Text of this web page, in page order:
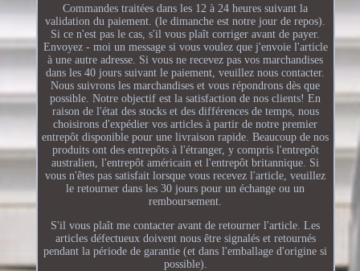
Commandes traitées dans les 12 à 24 heures suivant la
validation du paiement. (le dimanche est notre jour de repos).
Si ce n'est pas le cas, s'il vous plaît corriger avant de payer.
Envoyez - moi un message si vous voulez que j'envoie l'article
à une autre adresse. Si vous ne recevez pas vos marchandises
dans les 40 jours suivant le paiement, veuillez nous contacter.
Nous suivrons les marchandises et vous répondrons dès que
possible. Notre objectif est la satisfaction de nos clients! En
raison de l'état des stocks et des différences de temps, nous
choisirons d'expédier vos articles à partir de notre premier
entrepôt disponible pour une livraison rapide. Beaucoup de nos
produits ont des entrepôts à l'étranger, y compris l'entrepôt
australien, l'entrepôt américain et l'entrepôt britannique. Si
vous n'êtes pas satisfait lorsque vous recevez l'article, veuillez
le retourner dans les 30 jours pour un échange ou un
remboursement.
S'il vous plaît me contacter avant de retourner l'article. Les
articles défectueux doivent nous être signalés et retournés
pendant la période de garantie (et dans l'emballage d'origine si
possible).